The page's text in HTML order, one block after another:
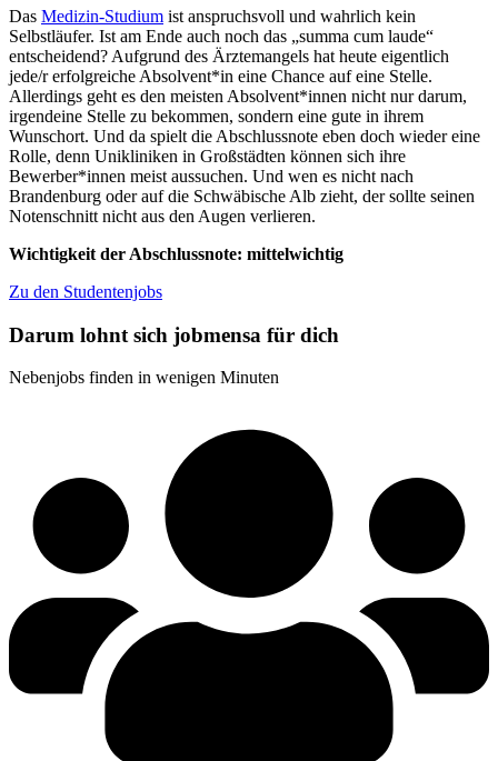
Das Medizin-Studium ist anspruchsvoll und wahrlich kein
Selbstläufer. Ist am Ende auch noch das „summa cum laude“
entscheidend? Aufgrund des Ärztemangels hat heute eigentlich
jede/r erfolgreiche Absolvent*in eine Chance auf eine Stelle.
Allerdings geht es den meisten Absolvent*innen nicht nur darum,
irgendeine Stelle zu bekommen, sondern eine gute in ihrem
Wunschort. Und da spielt die Abschlussnote eben doch wieder eine
Rolle, denn Unikliniken in Großstädten können sich ihre
Bewerber*innen meist aussuchen. Und wen es nicht nach
Brandenburg oder auf die Schwäbische Alb zieht, der sollte seinen
Notenschnitt nicht aus den Augen verlieren.
Wichtigkeit der Abschlussnote: mittelwichtig
Zu den Studentenjobs
Darum lohnt sich jobmensa für dich
Nebenjobs finden in wenigen Minuten